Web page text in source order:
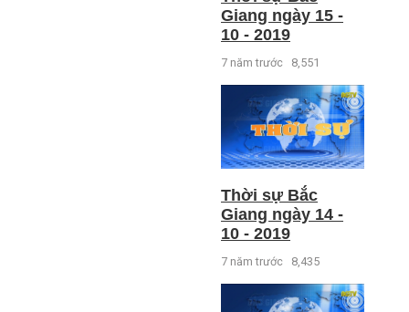
Giang ngày 15 -
10 - 2019
7 năm trước 8,551
Thời sự Bắc
Giang ngày 14 -
10 - 2019
7 năm trước 8,435